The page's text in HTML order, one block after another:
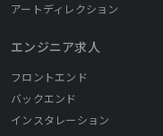
アートディレクション
エンジニア求人
フロントエンド
バックエンド
インスタレーション